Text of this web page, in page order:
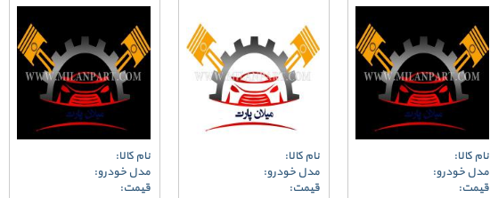
نام کالا:
مدل خودرو:
قیمت:
نام کالا:
مدل خودرو:
قیمت:
نام کالا:
مدل خودرو:
قیمت: